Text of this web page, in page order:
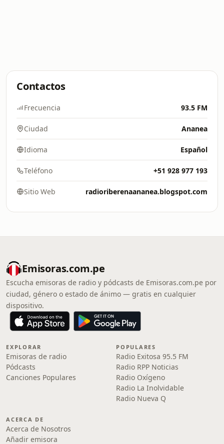
Contactos
Frecuencia 93.5 FM
Ciudad Ananea
Idioma Español
Teléfono +51 928 977 193
Sitio Web radioriberenaananea.blogspot.com
Emisoras.com.pe
Escucha emisoras de radio y pódcasts de Emisoras.com.pe por
ciudad, género o estado de ánimo — gratis en cualquier
dispositivo.
EXPLORAR
Emisoras de radio
Pódcasts
Canciones Populares
POPULARES
Radio Exitosa 95.5 FM
Radio RPP Noticias
Radio Oxígeno
Radio La Inolvidable
Radio Nueva Q
ACERCA DE
Acerca de Nosotros
Añadir emisora